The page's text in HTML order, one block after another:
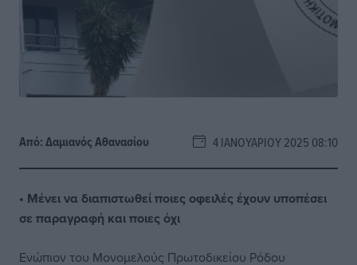
Από:Δαμιανός Αθανασίου 4 ΙΑΝΟΥΑΡΊΟΥ 2025 08:10
• Μένει να διαπιστωθεί ποιες οφειλές έχουν υποπέσει
σε παραγραφή και ποιες όχι
Ενώπιον του Μονομελούς Πρωτοδικείου Ρόδου